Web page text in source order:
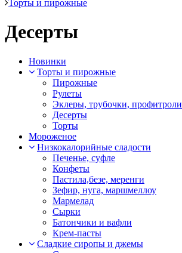
Торты и пирожные
Десерты
Новинки
Торты и пирожные
Пирожные
Рулеты
Эклеры, трубочки, профитроли
Десерты
Торты
Мороженое
Низкокалорийные сладости
Печенье, суфле
Конфеты
Пастила,безе, меренги
Зефир, нуга, маршмеллоу
Мармелад
Сырки
Батончики и вафли
Крем-пасты
Сладкие сиропы и джемы